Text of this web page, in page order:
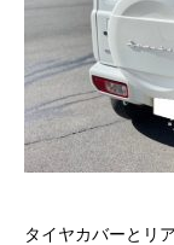
タイヤカバーとリ